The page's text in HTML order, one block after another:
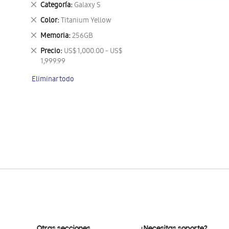
Categoría Galaxy S
Eliminar
este
artículo
Color Titanium Yellow
Eliminar
este
artículo
Memoria 256GB
Eliminar
este
artículo
Precio US$ 1,000.00 - US$
1,999.99
Eliminar
este
Eliminar todo